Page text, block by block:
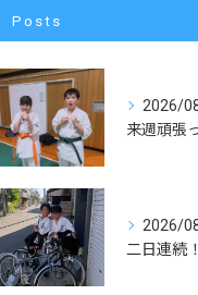
Posts
2026/
2026/